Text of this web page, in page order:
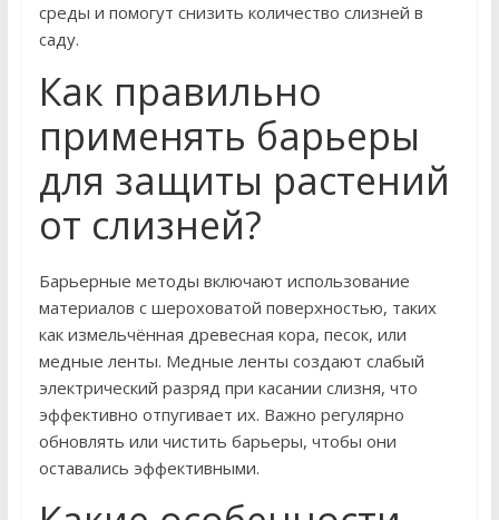
среды и помогут снизить количество слизней в
саду.
Как правильно
применять барьеры
для защиты растений
от слизней?
Барьерные методы включают использование
материалов с шероховатой поверхностью, таких
как измельчённая древесная кора, песок, или
медные ленты. Медные ленты создают слабый
электрический разряд при касании слизня, что
эффективно отпугивает их. Важно регулярно
обновлять или чистить барьеры, чтобы они
оставались эффективными.